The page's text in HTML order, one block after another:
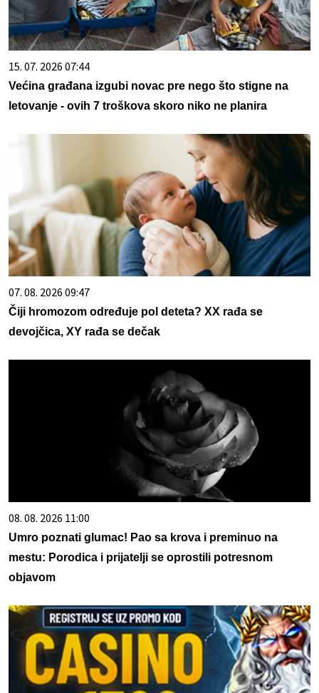
15. 07. 2026 07:44
Većina građana izgubi novac pre nego što stigne na
letovanje - ovih 7 troškova skoro niko ne planira
07. 08. 2026 09:47
Čiji hromozom određuje pol deteta? XX rađa se
devojčica, XY rađa se dečak
08. 08. 2026 11:00
Umro poznati glumac! Pao sa krova i preminuo na
mestu: Porodica i prijatelji se oprostili potresnom
objavom